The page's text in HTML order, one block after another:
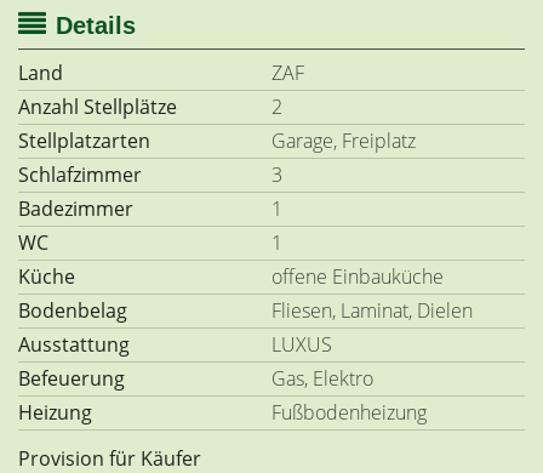
Details
Land
ZAF
Anzahl Stellplätze
2
Stellplatzarten
Garage, Freiplatz
Schlafzimmer
3
Badezimmer
1
WC
1
Küche
offene Einbauküche
Bodenbelag
Fliesen, Laminat, Dielen
Ausstattung
LUXUS
Befeuerung
Gas, Elektro
Heizung
Fußbodenheizung
Provision für Käufer